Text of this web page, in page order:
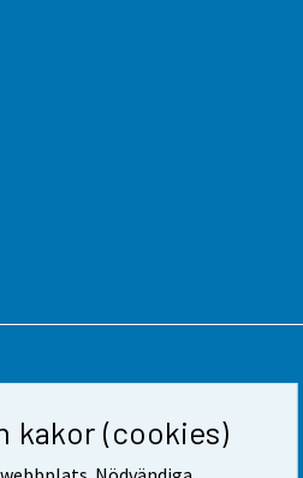
kakor (cookies)